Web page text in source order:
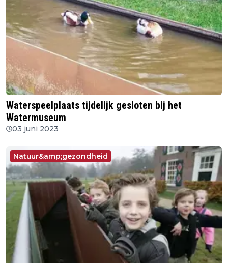
Waterspeelplaats tijdelijk gesloten bij het
Watermuseum
03 juni 2023
Natuur&amp;gezondheid